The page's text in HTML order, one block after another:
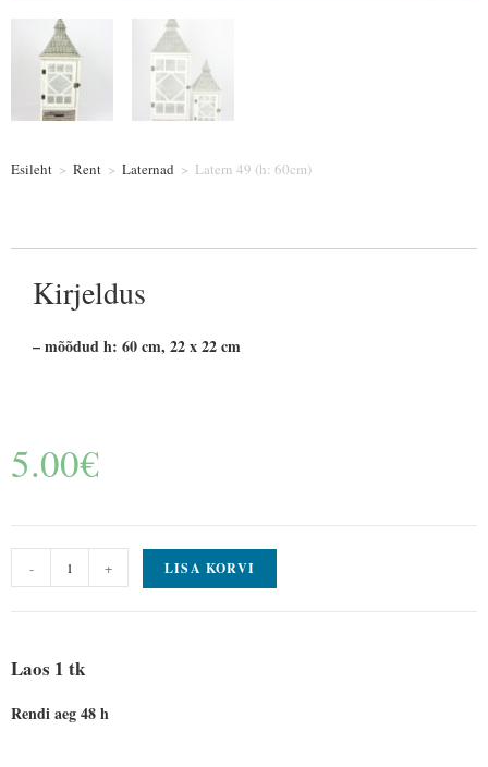
Esileht > Rent > Laternad > Latern 49 (h: 60cm)
Kirjeldus
– mõõdud h: 60 cm, 22 x 22 cm
5.00€
- + LISA KORVI
Laos 1 tk
Rendi aeg 48 h